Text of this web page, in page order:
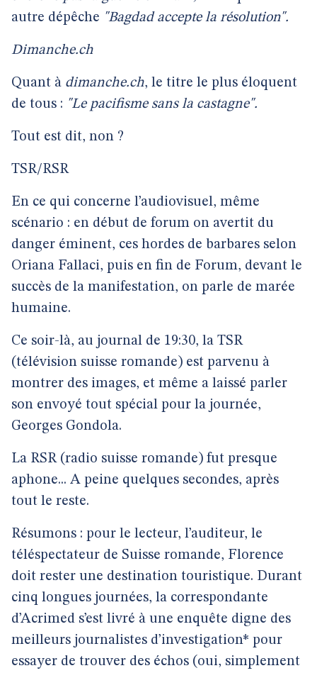
autre dépêche "Bagdad accepte la résolution".
Dimanche.ch
Quant à dimanche.ch, le titre le plus éloquent
de tous : "Le pacifisme sans la castagne".
Tout est dit, non ?
TSR/RSR
En ce qui concerne l’audiovisuel, même
scénario : en début de forum on avertit du
danger éminent, ces hordes de barbares selon
Oriana Fallaci, puis en fin de Forum, devant le
succès de la manifestation, on parle de marée
humaine.
Ce soir-là, au journal de 19:30, la TSR
(télévision suisse romande) est parvenu à
montrer des images, et même a laissé parler
son envoyé tout spécial pour la journée,
Georges Gondola.
La RSR (radio suisse romande) fut presque
aphone... A peine quelques secondes, après
tout le reste.
Résumons : pour le lecteur, l’auditeur, le
téléspectateur de Suisse romande, Florence
doit rester une destination touristique. Durant
cinq longues journées, la correspondante
d’Acrimed s’est livré à une enquête digne des
meilleurs journalistes d’investigation* pour
essayer de trouver des échos (oui, simplement